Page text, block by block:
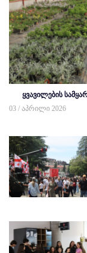
ყვავილების
03 / აპრილი 2026